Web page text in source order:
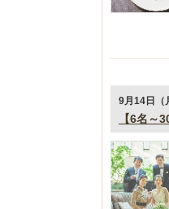
9月14日（
【6名～